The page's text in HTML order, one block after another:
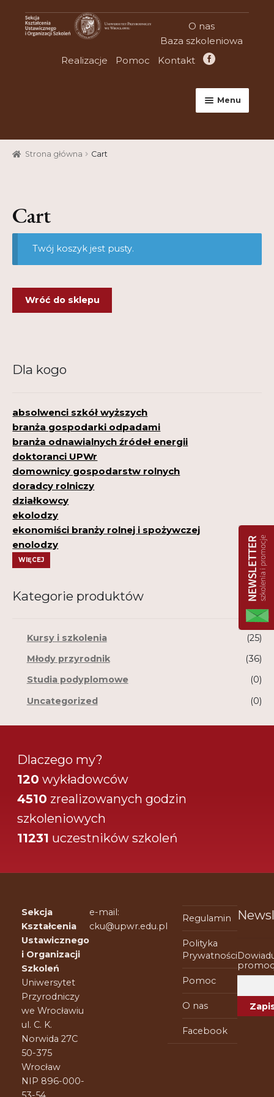
Przejdź
do
Przejdź
do
O nas
Baza szkoleniowa
Realizacje
Pomoc Kontakt
Menu
Strona główna
Cart
Checkout
Kontakt
O nas
Pomoc
Projekt
Realizacje
Realizacje
Regulamin
Tutor na UPWr
Mistrzowie dydaktyki
Mistrzowie dydaktyki 2
Strona główna Cart
Cart
Twój koszyk jest pusty.
Wróć do sklepu
Dla kogo
absolwenci szkół wyższych
branża gospodarki odpadami
branża odnawialnych źródeł energii
doktoranci UPWr
domownicy gospodarstw rolnych
doradcy rolniczy
działkowcy
ekolodzy
ekonomiści branży rolnej i spożywczej
enolodzy
WIĘCEJ
Kategorie produktów
Kursy i szkolenia
(25)
Młody przyrodnik
(36)
Studia podyplomowe
(0)
Uncategorized
(0)
Dlaczego my?
120 wykładowców
4510 zrealizowanych godzin
szkoleniowych
11231 uczestników szkoleń
Sekcja
Kształcenia
Ustawicznego
i Organizacji
Szkoleń
Uniwersytet
Przyrodniczy
we Wrocławiu
ul. C. K.
Norwida 27C
50-375
Wrocław
NIP 896-000-
e-mail:
cku@upwr.edu.pl
Regulamin
Polityka
Prywatności
Pomoc
O nas
Facebook